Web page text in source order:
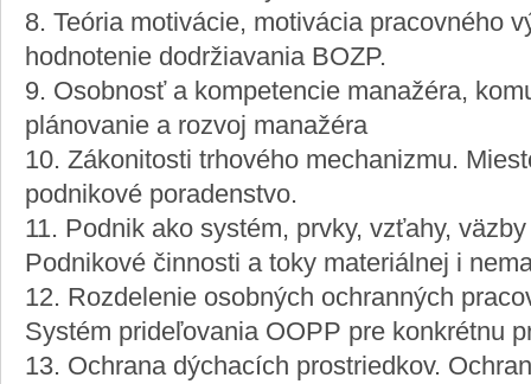
8. Teória motivácie, motivácia pracovného
hodnotenie dodržiavania BOZP.
9. Osobnosť a kompetencie manažéra,
plánovanie a rozvoj manažéra
10. Zákonitosti trhového mechanizmu.
podnikové poradenstvo.
11. Podnik ako systém, prvky, vzťahy,
Podnikové činnosti a toky materiálnej i
12. Rozdelenie osobných ochranných
Systém prideľovania OOPP pre konkrétnu
13. Ochrana dýchacích prostriedkov.